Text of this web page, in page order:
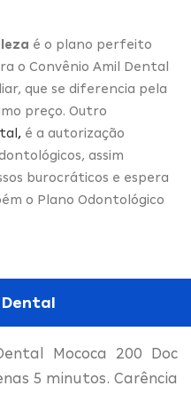
é o plano perfeito
o Convênio Amil Dental
que se diferencia pela
preço. Outro
, é a autorização
assim
burocráticos e espera
o Plano Odontológico
Dental
Mococa 200 Doc
5 minutos. Carência